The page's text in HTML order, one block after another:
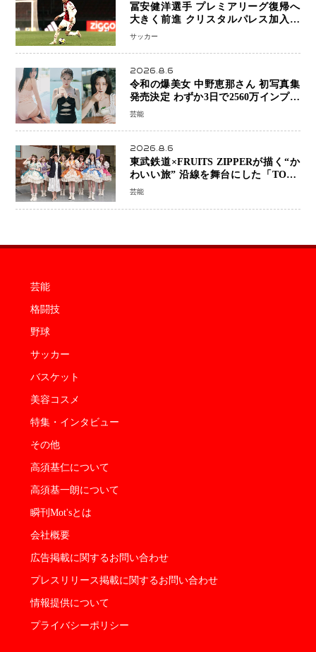
冨安健洋選手 プレミアリーグ復帰へ
大きく前進 クリスタルパレス加入目
前 メディカルチェックも通過
サッカー
2026.8.6
令和の爆美女 中野恵那さん 初写真集
発売決定 わずか3日で2560万インプレ
ッションを記録した話題の美貌を凝縮
芸能
2026.8.6
東武鉄道×FRUITS ZIPPERが描く“か
わいい旅” 沿線を舞台にした「TOBU
KAWAII PROJECT」が開幕
芸能
芸能
格闘技
野球
サッカー
バスケット
美容コスメ
特集・インタビュー
その他
高須基仁について
高須基一朗について
瞬刊Mot'sとは
会社概要
広告掲載に関するお問い合わせ
プレスリリース掲載に関するお問い合わせ
情報提供について
プライバシーポリシー